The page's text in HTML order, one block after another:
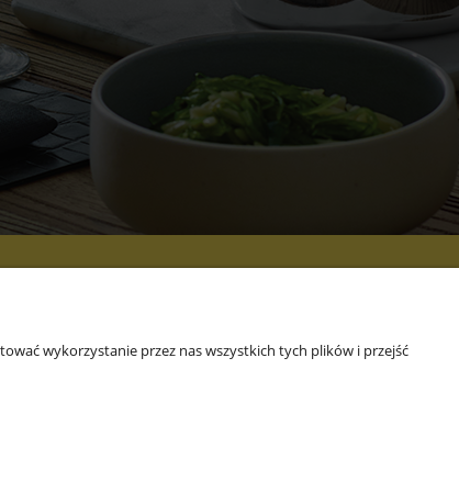
wykorzystanie przez nas wszystkich tych plików i przejść